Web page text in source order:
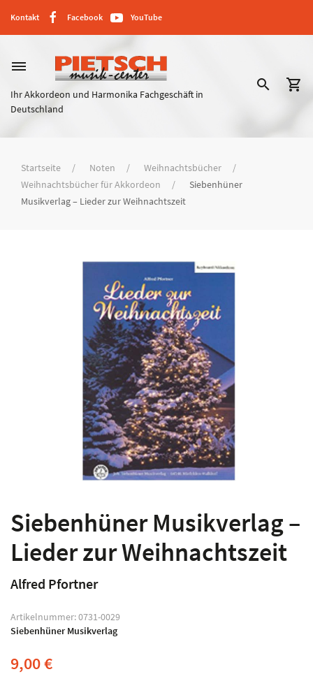
Kontakt Facebook YouTube
dehaze
Ihr Akkordeon und Harmonika Fachgeschäft in
Deutschland
search shopping_cart
Startseite Noten
Weihnachtsbücher
Weihnachtsbücher für Akkordeon
Siebenhüner
Musikverlag – Lieder zur Weihnachtszeit
Siebenhüner Musikverlag –
Lieder zur Weihnachtszeit
Alfred Pfortner
Artikelnummer:0731-0029
Siebenhüner Musikverlag
9,00€